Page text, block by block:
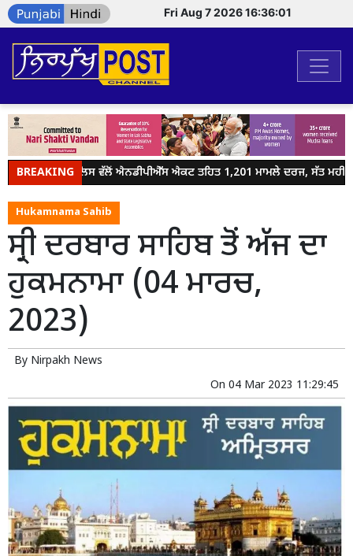
Fri Aug 7 2026 16:36:02
BREAKING
ਜਲੰਧਰ ਪੁਲਿਸ ਵੱਲੋਂ ਐਨਡੀਪੀਐੱਸ ਐਕਟ ਤਹਿਤ 1,201 ਮਾਮਲੇ ਦਰਜ, ਸੱਤ ਮਹੀਨਿਆਂ
Hukamnama Sahib
ਸ੍ਰੀ ਦਰਬਾਰ ਸਾਹਿਬ ਤੋਂ ਅੱਜ ਦਾ
ਹੁਕਮਨਾਮਾ (04 ਮਾਰਚ,
2023)
By Nirpakh News
On 04 Mar 2023 11:29:45